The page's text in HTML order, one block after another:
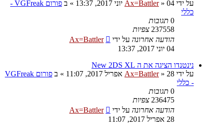
על ידי Ax=Battler» 04 יוני 2017, 13:37 » ב
פורום VGFreak -
כללי
0 תגובות
237558 צפיות
הודעה אחרונה על ידי
Ax=Battler
04 יוני 2017, 13:37
נינטנדו הציגה את ה New 2DS XL
על ידי
Ax=Battler» 28 אפריל 2017, 11:07 » ב
פורום VGFreak
- כללי
0 תגובות
236475 צפיות
הודעה אחרונה על ידי
Ax=Battler
28 אפריל 2017, 11:07